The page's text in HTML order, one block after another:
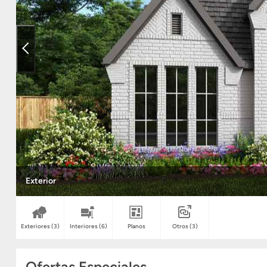
Exterior
Exteriores(3) Interiores(6) Planos Otros(3)